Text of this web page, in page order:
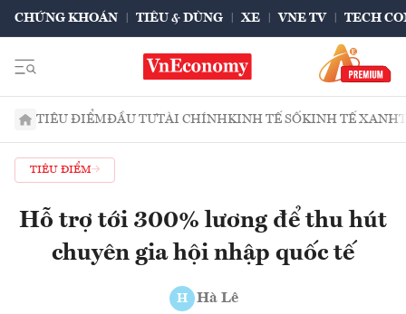
CHỨNG KHOÁN TIÊU & DÙNG XE VNE TV TECH
TIÊU ĐIỂMĐẦU TƯTÀI CHÍNHKINH TẾ SỐKINH TẾ XANH
TIÊU ĐIỂM
Hỗ trợ tới 300% lương để thu hút
chuyên gia hội nhập quốc tế
H Hà Lê